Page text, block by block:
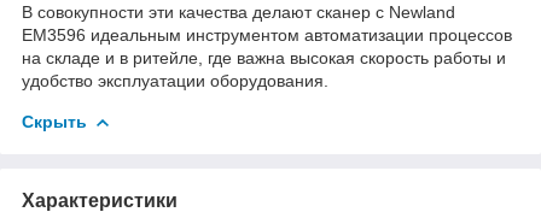
В совокупности эти качества делают сканер с Newland
EM3596 идеальным инструментом автоматизации процессов
на складе и в ритейле, где важна высокая скорость работы и
удобство эксплуатации оборудования.
Скрыть
Характеристики